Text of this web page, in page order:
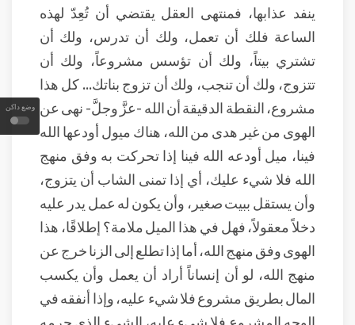
وضع داكن
ينفد عذابها، فمنتهى العقل يقتضي أن تُعِدّ لهذه
الساعة فلك أن تعمل، ولك أن تدرس، ولك أن
تشتري بيتاً، ولك أن تؤسس مشروعاً، ولك أن
تتزوج، ولك أن تنجب، ولك أن تزوج بناتك... كل هذا
مشروع، النقطة الدقيقة أن الله -عزَّ وجلَّ- نهى عن
الهوى من غير هدى من الله، هناك ميول أودعها الله
فينا، ميل أودعه الله فينا إذا تحركت به وفق منهج
الله فلا شيء عليك، أي إذا تمنى الشاب أن يتزوج،
وأن يستقل ببيت صغير، وأن يكون له عمل يدر عليه
دخلاً معقولاً، فهل في هذا الميل ملامة؟ إطلاقًا، هذا
الهوى وفق منهج الله، أما إذا تطلع إلى الزنا خرج عن
منهج الله، لو أن إنساناً أراد أن يعمل وأن يكسب
المال بطريق مشروع فلا شيء عليه، وإذا أنفقه في